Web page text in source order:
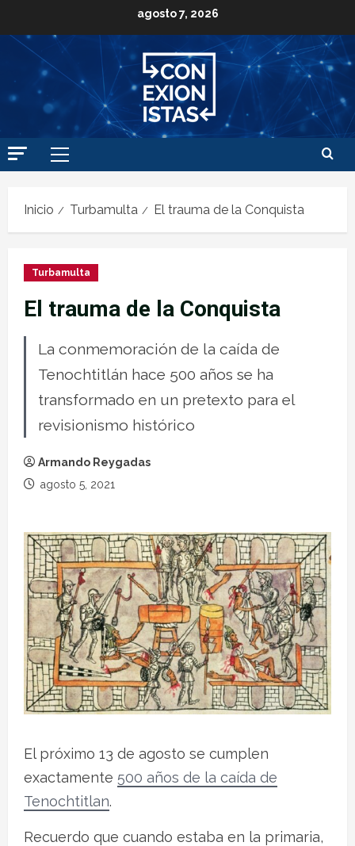
agosto 7, 2026
Inicio Turbamulta El trauma de la Conquista
Turbamulta
El trauma de la Conquista
La conmemoración de la caída de
Tenochtitlán hace 500 años se ha
transformado en un pretexto para el
revisionismo histórico
Armando Reygadas
agosto 5, 2021
El próximo 13 de agosto se cumplen
exactamente 500 años de la caída de
Tenochtitlan.
Recuerdo que cuando estaba en la primaria,